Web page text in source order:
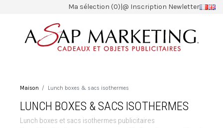
Ma sélection (0)|@ Inscription Newletter
Maison Lunch boxes & sacs isothermes
LUNCH BOXES & SACS ISOTHERMES
Lunch boxes et sacs isothermes publicitaires